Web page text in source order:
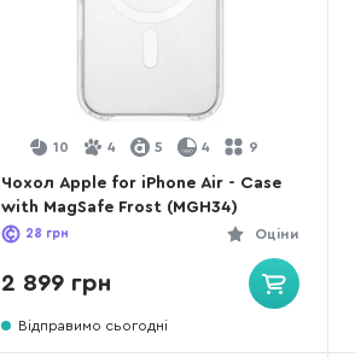
10 4 5 4 9
Чохол Apple for iPhone Air - Case
with MagSafe Frost (MGH34)
Оціни
28 грн
2 899 грн
Відправимо сьогодні